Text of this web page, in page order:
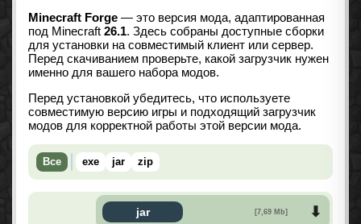
Minecraft Forge — это версия мода, адаптированная
под Minecraft 26.1. Здесь собраны доступные сборки
для установки на совместимый клиент или сервер.
Перед скачиванием проверьте, какой загрузчик нужен
именно для вашего набора модов.
Перед установкой убедитесь, что используете
совместимую версию игры и подходящий загрузчик
модов для корректной работы этой версии мода.
Все exe jar zip
jar [7,69 Mb]